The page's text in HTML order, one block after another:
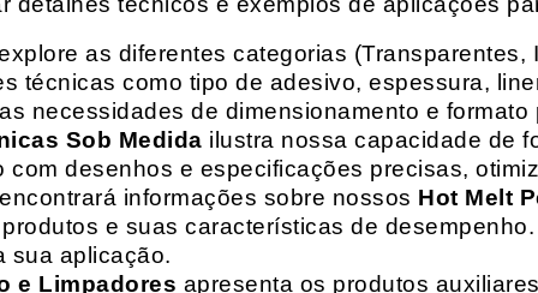
as diferentes categorias
técnicas como tipo de adesivo, espessura,
necessidades de dimensionamento e formato
Sob Medida ilustra nossa capacidade de
com desenhos e especificações precisas,
informações sobre nossos Hot Melt
e suas características de
sua aplicação.
e Limpadores apresenta os produtos